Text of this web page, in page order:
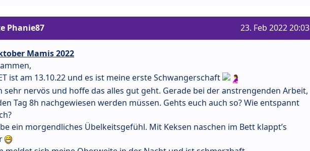
Phanie87 23. Feb 2022 20:03
Mamis 2022
ist am 13.10.22 und es ist meine erste Schwangerschaft
sehr nervös und hoffe das alles gut geht. Gerade bei der anstrengenden Arbeit,
Tag 8h nachgewiesen werden müssen. Gehts euch auch so? Wie entspannt
ein morgendliches Übelkeitsgefühl. Mit Keksen naschen im Bett klappt’s